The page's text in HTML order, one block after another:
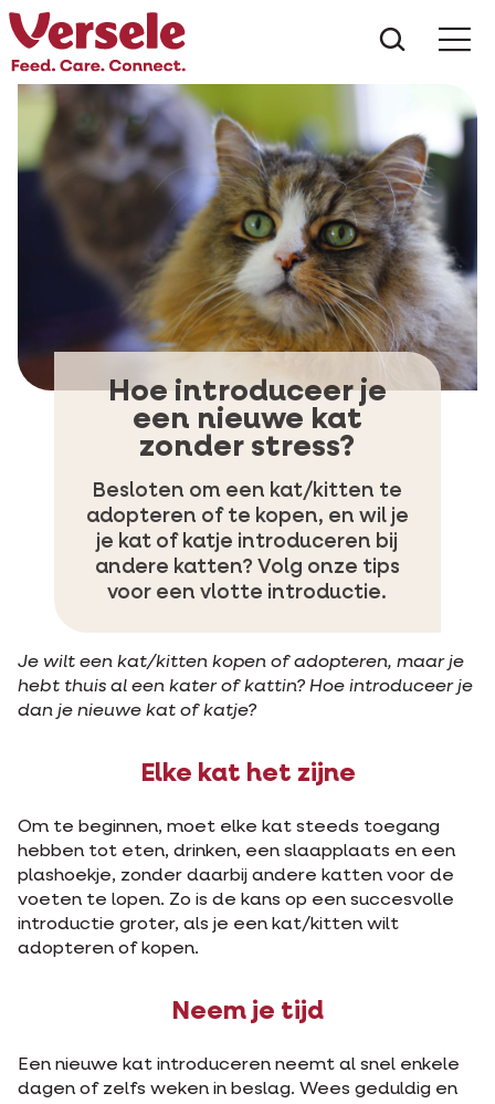
Hoe introduceer je
een nieuwe kat
zonder stress?
Besloten om een kat/kitten te
adopteren of te kopen, en wil je
je kat of katje introduceren bij
andere katten? Volg onze tips
voor een vlotte introductie.
Je wilt een kat/kitten kopen of adopteren, maar je
hebt thuis al een kater of kattin? Hoe introduceer je
dan je nieuwe kat of katje?
Elke kat het zijne
Om te beginnen, moet elke kat steeds toegang
hebben tot eten, drinken, een slaapplaats en een
plashoekje, zonder daarbij andere katten voor de
voeten te lopen. Zo is de kans op een succesvolle
introductie groter, als je een kat/kitten wilt
adopteren of kopen.
Neem je tijd
Een nieuwe kat introduceren neemt al snel enkele
dagen of zelfs weken in beslag. Wees geduldig en